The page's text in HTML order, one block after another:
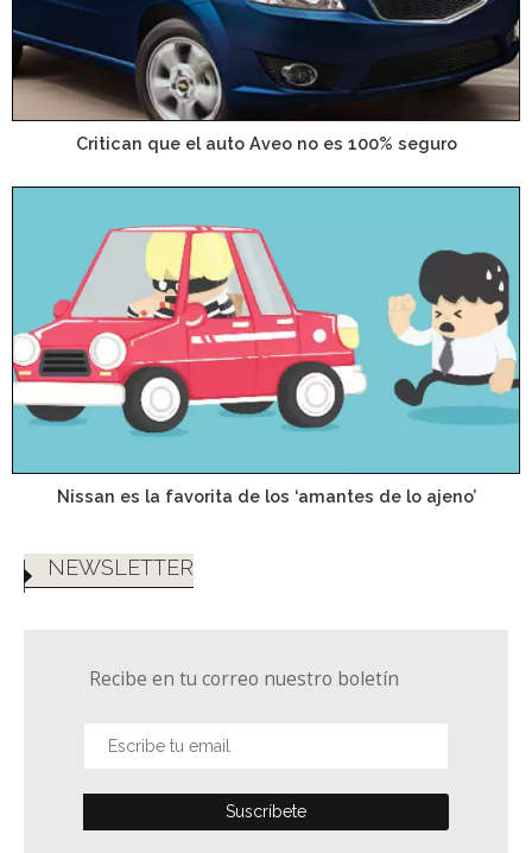
Critican que el auto Aveo no es 100% seguro
Nissan es la favorita de los ‘amantes de lo ajeno’
NEWSLETTER
Recibe en tu correo nuestro boletín